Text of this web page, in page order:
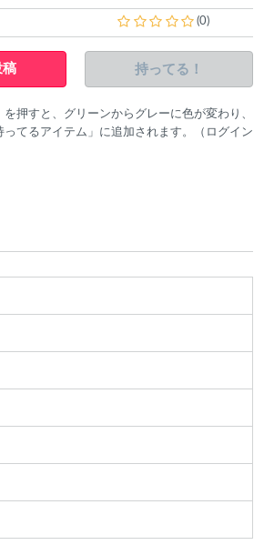
(0)
稿 持ってる！
を押すと、グリーンからグレーに色が変わり、
ってるアイテム」に追加されます。（ログイン
絞り込み検索